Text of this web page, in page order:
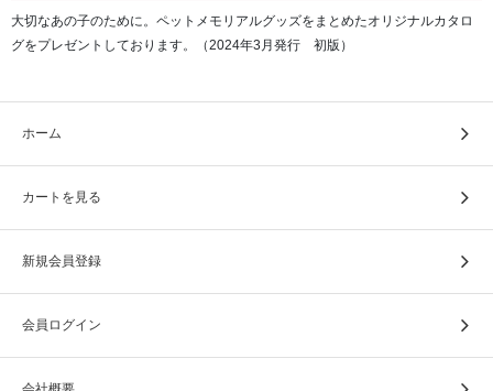
大切なあの子のために。ペットメモリアルグッズをまとめたオリジナルカタロ
グをプレゼントしております。（2024年3月発行 初版）
ホーム
カートを見る
新規会員登録
会員ログイン